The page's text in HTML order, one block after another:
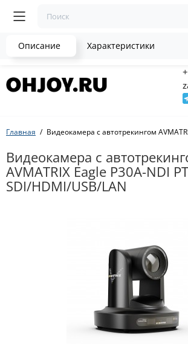
Главная Видеокамера с автотрекингом
Видеокамера с
AVMATRIX Eagle P30A-NDI
SDI/HDMI/USB/LAN
Описание Характеристики